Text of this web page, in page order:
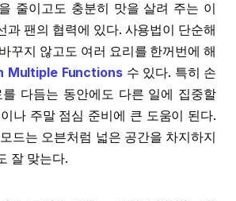
줄이고도 충분히 맛을 살려 주는 이
과 팬의 협력에 있다. 사용법이 단순해
꾸지 않고도 여러 요리를 한꺼번에 해
Multiple Functions수 있다. 특히 손
다듬는 동안에도 다른 일에 집중할
나 주말 점심 준비에 큰 도움이 된다.
드는 오븐처럼 넓은 공간을 차지하지
잘 맞는다.